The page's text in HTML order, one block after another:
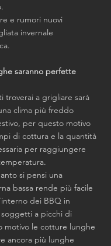
e rumori nuovi
invernale
saranno perfette
troverai a grigliare sarà
clima più freddo
per questo motivo
di cottura e la quantità
per raggiungere
si pensi una
bassa rende più facile
dei BBQ in
a picchi di
motivo le cotture lunghe
ancora più lunghe